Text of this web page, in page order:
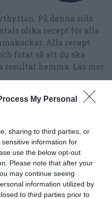
My Personal
sharing to third parties, or
information for
use the below opt-out
Please note that after your
may continue seeing
information utilized by
to third parties prior to
På denna sida
olika recept för alla
Alla recept
fotat så att du ska
resultat hemma. Läs mer